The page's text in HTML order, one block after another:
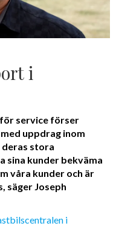
i
service förser
uppdrag inom
stora
sina kunder bekväma
våra kunder och är
säger Joseph
i